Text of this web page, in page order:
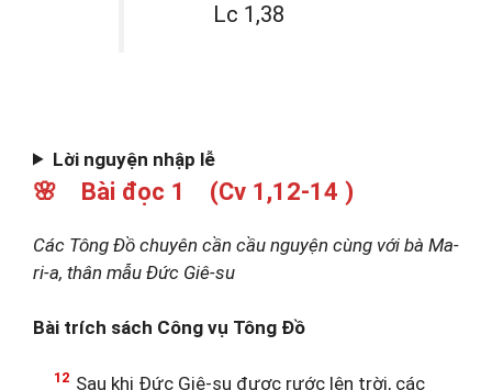
Lc 1,38
Lời nguyện nhập lễ
🌸 Bài đọc 1 (Cv 1,12-14 )
Các Tông Đồ chuyên cần cầu nguyện cùng với bà Ma-
ri-a, thân mẫu Đức Giê-su
Bài trích sách Công vụ Tông Đồ
12 Sau khi Đức Giê-su được rước lên trời, các